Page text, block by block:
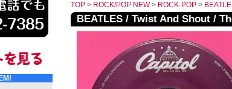
TOP > ROCK/POP NEW> ROCK-POP >
BEATLES / Twist And Shout /